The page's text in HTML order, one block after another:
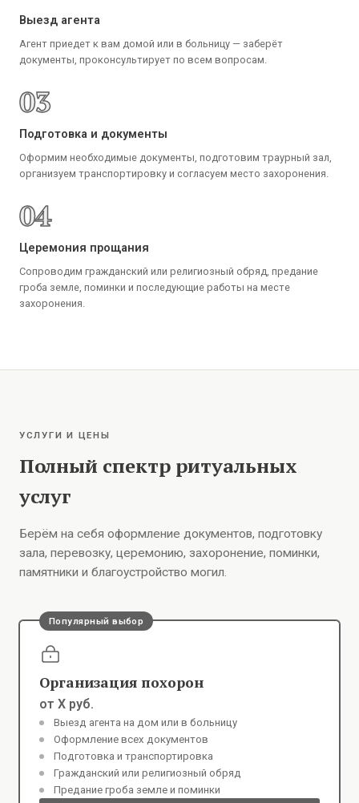
Выезд агента
Агент приедет к вам домой или в больницу — заберёт
документы, проконсультирует по всем вопросам.
03
Подготовка и документы
Оформим необходимые документы, подготовим траурный зал,
организуем транспортировку и согласуем место захоронения.
04
Церемония прощания
Сопроводим гражданский или религиозный обряд, предание
гроба земле, поминки и последующие работы на месте
захоронения.
УСЛУГИ И ЦЕНЫ
Полный спектр ритуальных
услуг
Берём на себя оформление документов, подготовку
зала, перевозку, церемонию, захоронение, поминки,
памятники и благоустройство могил.
Популярный выбор
Организация похорон
от X руб.
Выезд агента на дом или в больницу
Оформление всех документов
Подготовка и транспортировка
Гражданский или религиозный обряд
Предание гроба земле и поминки